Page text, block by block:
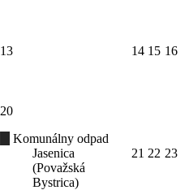
13 14 15 16
20
Komunálny odpad
Jasenica
(Považská
Bystrica)
21 22 23